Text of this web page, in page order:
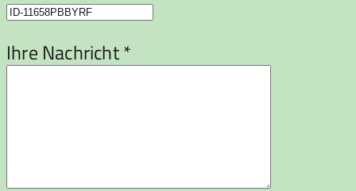
Ihre Nachricht *